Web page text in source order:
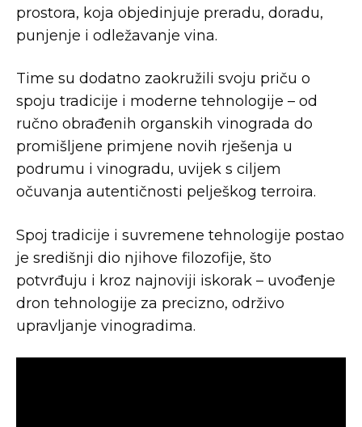
prostora, koja objedinjuje preradu, doradu,
punjenje i odležavanje vina.
Time su dodatno zaokružili svoju priču o
spoju tradicije i moderne tehnologije – od
ručno obrađenih organskih vinograda do
promišljene primjene novih rješenja u
podrumu i vinogradu, uvijek s ciljem
očuvanja autentičnosti pelješkog terroira.
Spoj tradicije i suvremene tehnologije postao
je središnji dio njihove filozofije, što
potvrđuju i kroz najnoviji iskorak – uvođenje
dron tehnologije za precizno, održivo
upravljanje vinogradima.